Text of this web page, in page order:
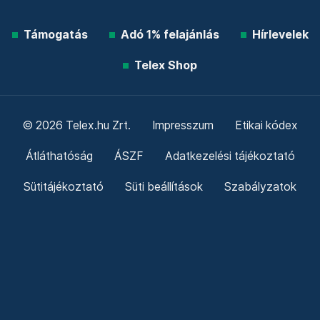
Támogatás Adó 1% felajánlás Hírlevelek
Telex Shop
© 2026 Telex.hu Zrt. Impresszum Etikai kódex
Átláthatóság ÁSZF Adatkezelési tájékoztató
Sütitájékoztató Süti beállítások Szabályzatok